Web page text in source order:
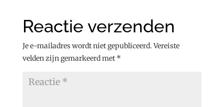
Reactie verzenden
Je e-mailadres wordt niet gepubliceerd. Vereiste
velden zijn gemarkeerd met *